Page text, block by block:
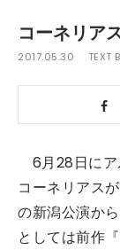
コーネリア
2017.05.30 TEXT
6月28日にア
コーネリアス
の新潟公演か
としては前作